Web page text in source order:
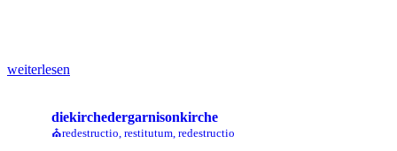
„Den
verpflichtet“
weiterlesen
diekirchedergarnisonkirche
⛪redestructio, restitutum, redestructio